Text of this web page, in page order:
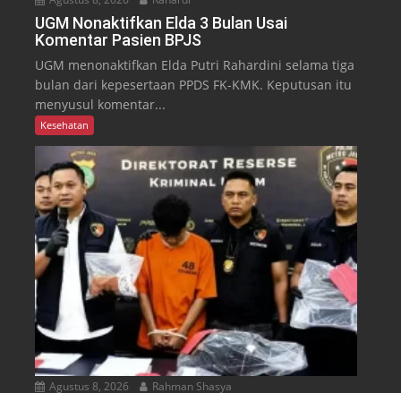
UGM Nonaktifkan Elda 3 Bulan Usai
Komentar Pasien BPJS
UGM menonaktifkan Elda Putri Rahardini selama tiga
bulan dari kepesertaan PPDS FK-KMK. Keputusan itu
menyusul komentar...
Kesehatan
Agustus 8, 2026 Rahman Shasya